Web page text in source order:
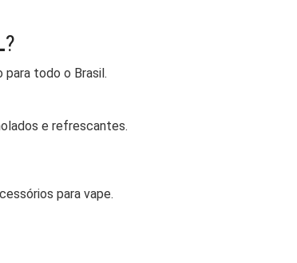
?
para todo o Brasil.
e refrescantes.
para vape.